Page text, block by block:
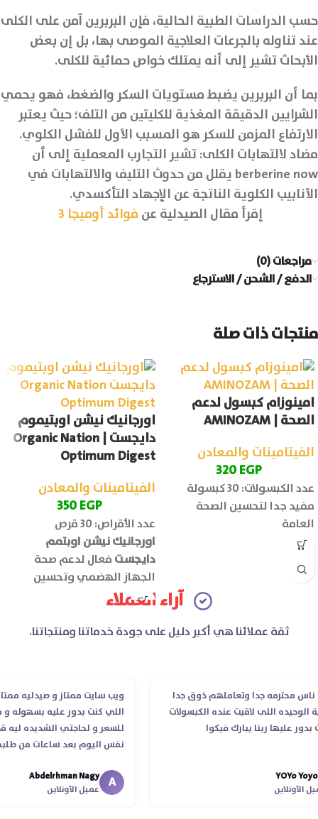
حسب الدراسات الطبية الحالية، فإن البربرين آمن على الكلى
عند تناوله بالجرعات العلاجية الموصى بها، بل إن بعض
الأبحاث تشير إلى أنه يمتلك خواص حمائية للكلى.
بما أن البربرين يضبط مستويات السكر والضغط، فهو يحمي
الشرايين الدقيقة المغذية للكليتين من التلف؛ حيث يعتبر
الارتفاع المزمن للسكر هو المسبب الأول للفشل الكلوي.
مضاد لالتهابات الكلى: تشير التجارب المعملية إلى أن
berberine now يقلل من حدوث التليف والالتهابات في
الأنابيب الكلوية الناتجة عن الإجهاد التأكسدي.
إقرأ مقال الصيدلية عن فوائد أوميجا 3
مراجعات (0)
الدفع / الشحن / الاسترجاع
منتجات ذات صلة
امينوزام كبسول لدعم
الصحة | AMINOZAM
الفيتامينات والمعادن
320EGP
عدد الكبسولات: 30 كبسولة
مفيد جدا لتحسين الصحة
العامة
اورجانيك نيشن اوبتيموم
دايجست | Organic Nation
Optimum Digest
الفيتامينات والمعادن
350EGP
عدد الأقراص: 30 قرص
اورجانيك نيشن اوبتمم
دايجستفعال لدعم صحة
الجهاز الهضمي وتحسين
كفاءة الهضم ويقلل اضطرابات
والغازات.
آراء العملاء
ثقة عملائنا هي أكبر دليل على جودة خدماتنا ومنتجاتنا.
محترمه جدا وتعاملهم ذوق جدا
اللى لاقيت عنده الكبسولات
ربنا يبارك فيكوا
ويب سايت ممتاز و صيدليه ممتازه
اللي كنت بدور عليه بسهوله و من
للسعر و لحاجتي الشديده ليه قدر
نفس اليوم بعد ساعات من طلبي و
انتهاء موعد عمله ..فضل يتابع
استلمت ..شكرا جزيلا ليكم
Abdelrhman Nagy
عميل الأونلاين